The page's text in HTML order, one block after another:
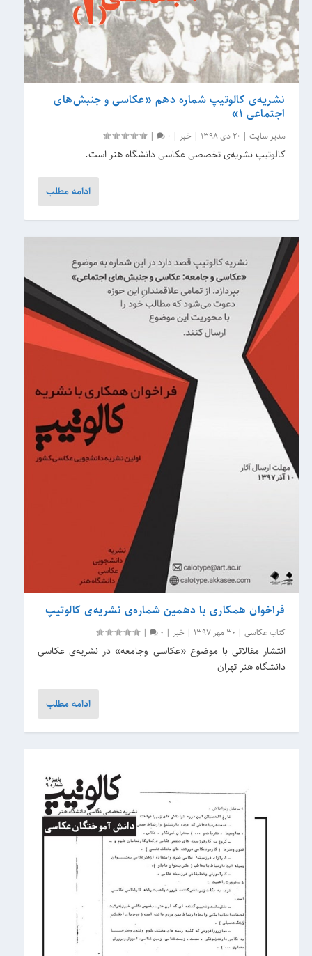
نشریه‌‌ی کالوتیپ شماره دهم «عکاسی و جنبش‌های
اجتماعی 1»
مدیر سایت | 20 دی 1398 | خبر |
0
|
کالوتیپ نشریه‌ی تخصصی عکاسی دانشگاه هنر است.
ادامه مطلب
فراخوان همکاری با دهمین شماره‌ی نشریه‌ی کالوتیپ
کتاب عکاسی | 30 مهر 1397 | خبر |
0
|
انتشار مقالاتی با موضوع «عکاسی وجامعه» در نشریه‌ی عکاسی
دانشگاه هنر تهران
ادامه مطلب